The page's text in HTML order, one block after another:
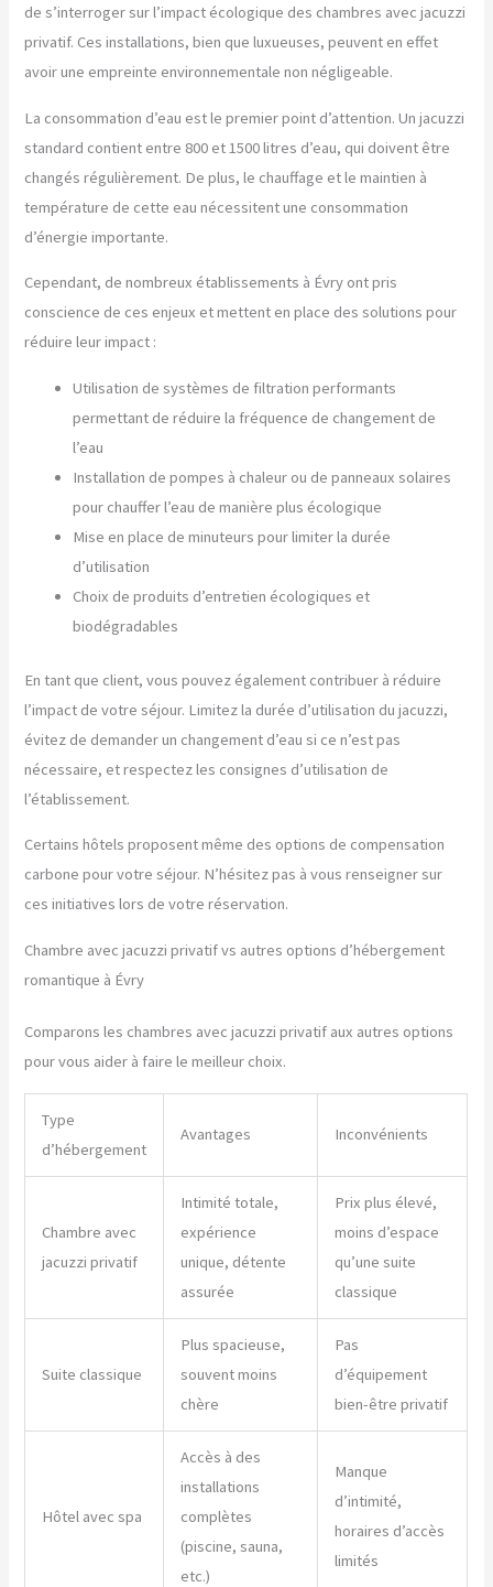
de s’interroger sur l’impact écologique des chambres avec jacuzzi
privatif. Ces installations, bien que luxueuses, peuvent en effet
avoir une empreinte environnementale non négligeable.
La consommation d’eau est le premier point d’attention. Un jacuzzi
standard contient entre 800 et 1500 litres d’eau, qui doivent être
changés régulièrement. De plus, le chauffage et le maintien à
température de cette eau nécessitent une consommation
d’énergie importante.
Cependant, de nombreux établissements à Évry ont pris
conscience de ces enjeux et mettent en place des solutions pour
réduire leur impact :
Utilisation de systèmes de filtration performants
permettant de réduire la fréquence de changement de
l’eau
Installation de pompes à chaleur ou de panneaux solaires
pour chauffer l’eau de manière plus écologique
Mise en place de minuteurs pour limiter la durée
d’utilisation
Choix de produits d’entretien écologiques et
biodégradables
En tant que client, vous pouvez également contribuer à réduire
l’impact de votre séjour. Limitez la durée d’utilisation du jacuzzi,
évitez de demander un changement d’eau si ce n’est pas
nécessaire, et respectez les consignes d’utilisation de
l’établissement.
Certains hôtels proposent même des options de compensation
carbone pour votre séjour. N’hésitez pas à vous renseigner sur
ces initiatives lors de votre réservation.
Chambre avec jacuzzi privatif vs autres options d’hébergement
romantique à Évry
Comparons les chambres avec jacuzzi privatif aux autres options
pour vous aider à faire le meilleur choix.
Type
d’hébergement
Avantages Inconvénients
Chambre avec
jacuzzi privatif
Intimité totale,
expérience
unique, détente
assurée
Prix plus élevé,
moins d’espace
qu’une suite
classique
Suite classique
Plus spacieuse,
souvent moins
chère
Pas
d’équipement
bien-être privatif
Hôtel avec spa
Accès à des
installations
complètes
(piscine, sauna,
etc.)
Manque
d’intimité,
horaires d’accès
limités